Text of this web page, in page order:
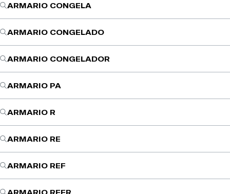
ARMARIO CONGELA
ARMARIO CONGELADO
ARMARIO CONGELADOR
ARMARIO PA
ARMARIO R
ARMARIO RE
ARMARIO REF
ARMARIO REFR